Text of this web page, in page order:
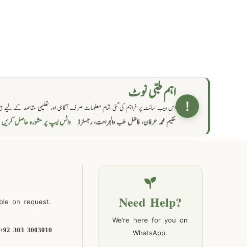
!
اہم طبی نوٹ
اس ویب سائٹ پر فراہم کی گئی تمام معلومات صرف آگاہی اور تعلیمی مقاصد کے لیے
حکیم محمد عرفان، فاضل طب والجراحت، رجسٹرڈ واٹس ایپ پر مشورہ حاصل
on request.
+92 303 3003010
Need Help?
We’re here for you on
WhatsApp.